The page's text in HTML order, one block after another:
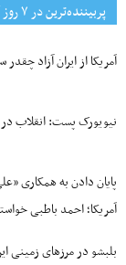
پربیننده‌ترین‌ در ۷ روز گذشته
آمریکا از ایران آزاد
نیویورک پست: انقلاب
پایان دادن به همکاری
آمریکا؛ احمد باطبی
بلبشو در مرزهای زمینی